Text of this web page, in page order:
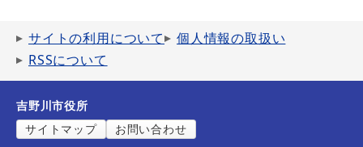
サイトの利用について
個人情報の取扱い
RSSについて
吉野川市役所
サイトマップ
お問い合わせ